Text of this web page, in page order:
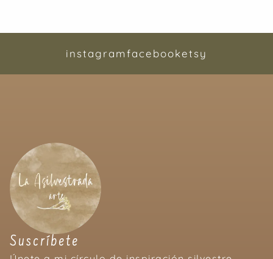
instagramfacebooketsy
Suscríbete